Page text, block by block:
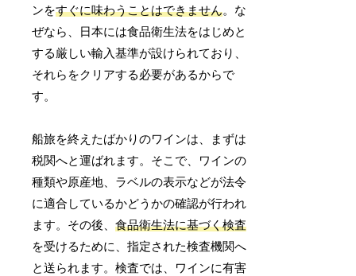
ンをすぐに味わうことはできません。な
ぜなら、日本には食品衛生法をはじめと
する厳しい輸入基準が設けられており、
それらをクリアする必要があるからで
す。
船旅を終えたばかりのワインは、まずは
税関へと運ばれます。そこで、ワインの
種類や原産地、ラベルの表示などが法令
に適合しているかどうかの確認が行われ
ます。その後、食品衛生法に基づく検査
を受けるために、指定された検査機関へ
と送られます。検査では、ワインに有害